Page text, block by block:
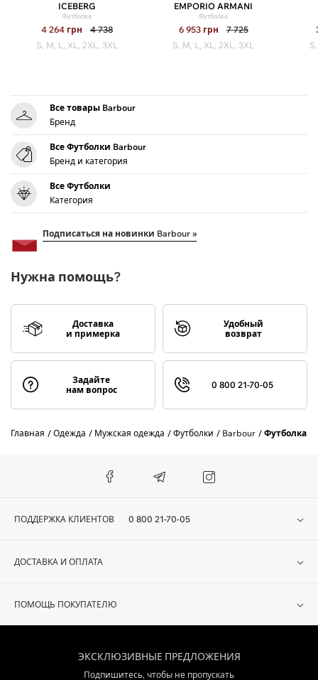
ICEBERG
Футболка
4 264 грн
4 738
S, M, L, XL, 2XL, 3XL
EMPORIO ARMANI
Футболка
6 953 грн
7 725
S, M, L, XL, 2XL, 3XL
Все товары Barbour
Бренд
Все Футболки Barbour
Бренд и категория
Все Футболки
Категория
Подписаться на новинки Barbour »
Нужна помощь?
Доставка
и примерка
Удобный
возврат
Задайте
нам вопрос
0 800 21-70-05
Главная Одежда Мужская одежда Футболки Barbour Футболка
ПОДДЕРЖКА КЛИЕНТОВ 0 800 21-70-05
ДОСТАВКА И ОПЛАТА
ПОМОЩЬ ПОКУПАТЕЛЮ
ЭКСКЛЮЗИВНЫЕ ПРЕДЛОЖЕНИЯ
Подпишитесь, чтобы не пропускать